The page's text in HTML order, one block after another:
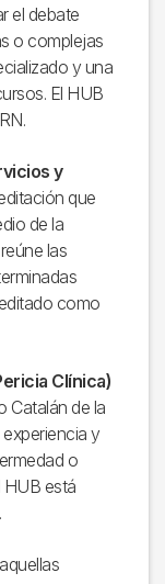
el debate
o complejas
y una
El HUB
y
que
de la
las
como
Clínica)
Catalán de la
y
o
HUB está